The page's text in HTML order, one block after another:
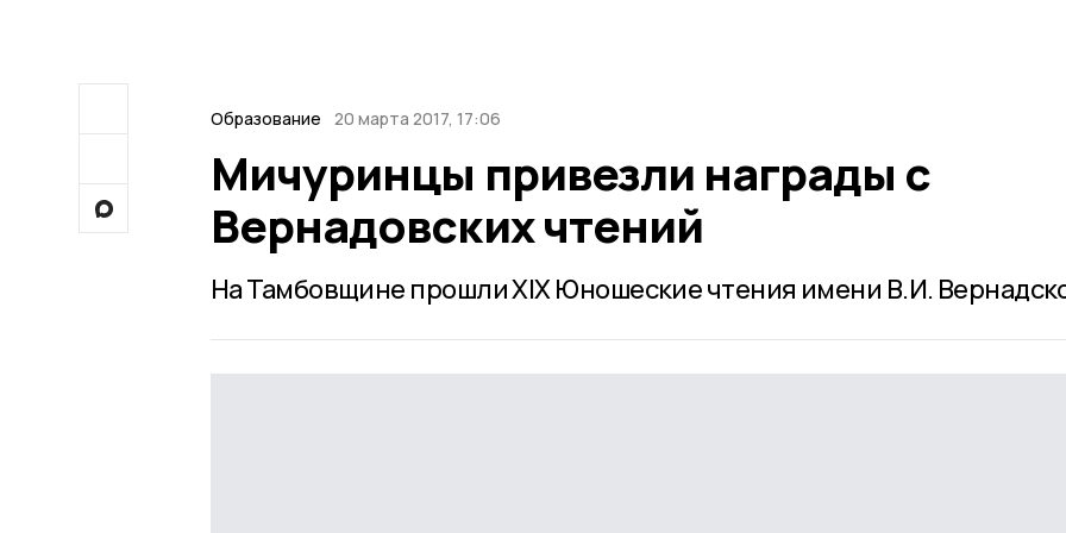
Образование 20 марта 2017, 17:06
Мичуринцы привезли награды с
Вернадовских чтений
На Тамбовщине прошли XIX Юношеские чтения имени В.И.